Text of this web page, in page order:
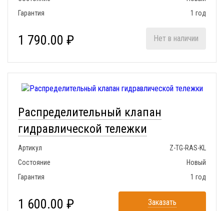
Гарантия
1 год
1 790.00 ₽ Нет в наличии
Распределительный клапан
гидравлической тележки
Артикул
Z-TG-RAS-KL
Состояние
Новый
Гарантия
1 год
1 600.00 ₽ Заказать